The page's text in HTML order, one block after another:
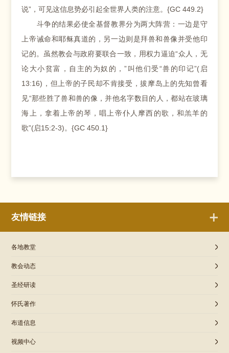
说”，可见这信息势必引起全世界人类的注意。{GC 449.2}
斗争的结果必使全基督教界分为两大阵营：一边是守
上帝诫命和耶稣真道的，另一边则是拜兽和兽像并受他印
记的。虽然教会与政府要联合一致，用权力逼迫“众人，无
论大小贫富，自主的为奴的，”叫他们受“兽的印记”(启
13:16)，但上帝的子民却不肯接受，拔摩岛上的先知曾看
见“那些胜了兽和兽的像，并他名字数目的人，都站在玻璃
海上，拿着上帝的琴，唱上帝仆人摩西的歌，和羔羊的
歌”(启15:2-3)。{GC 450.1}
友情链接
各地教堂
教会动态
圣经研读
怀氏著作
布道信息
视频中心